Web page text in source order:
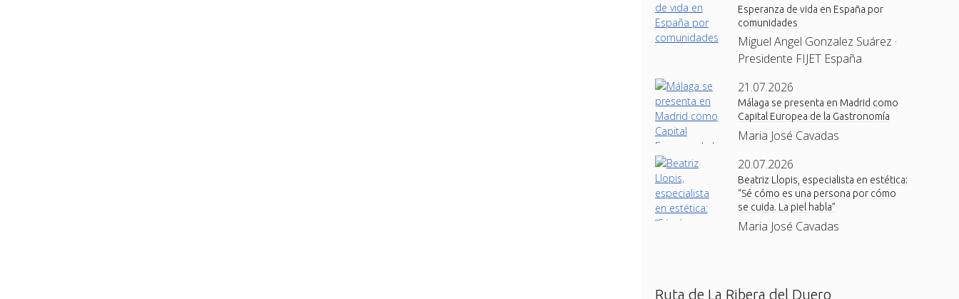
Esperanza de vida en España por
comunidades
Miguel Angel Gonzalez Suárez ·
Presidente FIJET España
21.07.2026
Málaga se presenta en Madrid como
Capital Europea de la Gastronomía
Maria José Cavadas
20.07.2026
Beatriz Llopis, especialista en estética:
“Sé cómo es una persona por cómo
se cuida. La piel habla”
Maria José Cavadas
Ruta de La Ribera del Duero